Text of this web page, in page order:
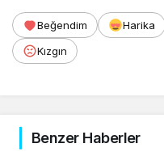
Beğendim Harika
Kızgın
Benzer Haberler